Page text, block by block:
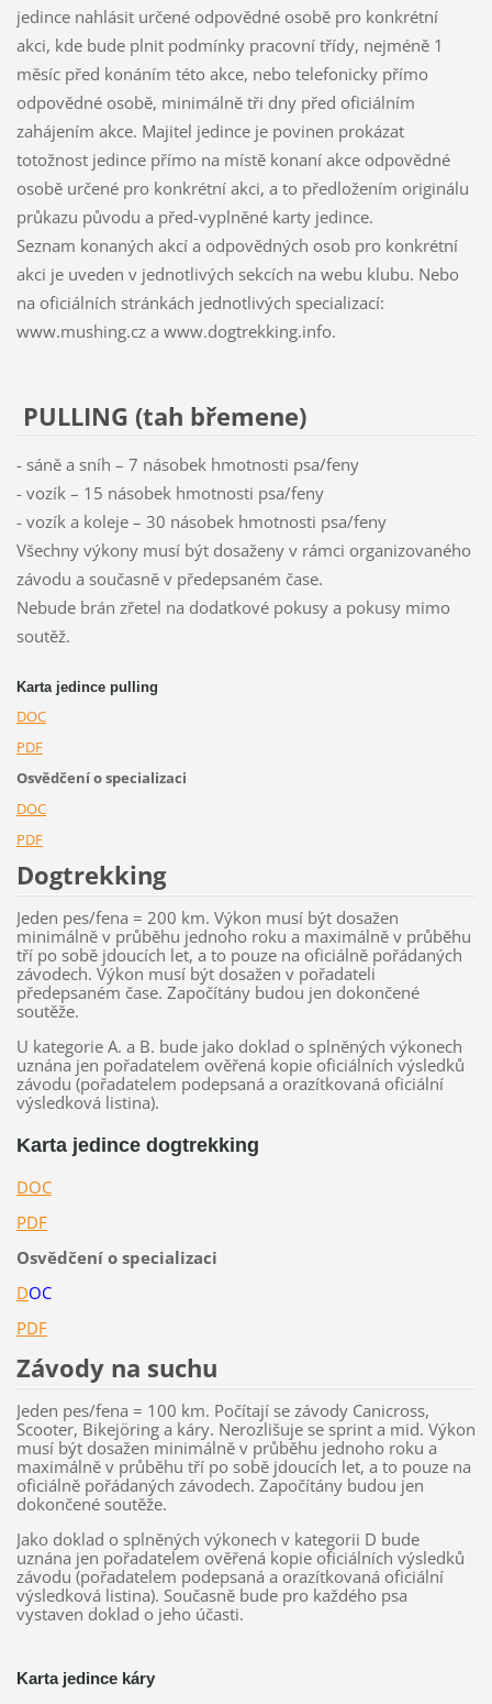
jedince nahlásit určené odpovědné osobě pro konkrétní
akci, kde bude plnit podmínky pracovní třídy, nejméně 1
měsíc před konáním této akce, nebo telefonicky přímo
odpovědné osobě, minimálně tři dny před oficiálním
zahájením akce. Majitel jedince je povinen prokázat
totožnost jedince přímo na místě konaní akce odpovědné
osobě určené pro konkrétní akci, a to předložením originálu
průkazu původu a před-vyplněné karty jedince.
Seznam konaných akcí a odpovědných osob pro konkrétní
akci je uveden v jednotlivých sekcích na webu klubu. Nebo
na oficiálních stránkách jednotlivých specializací:
www.mushing.cz a www.dogtrekking.info.
PULLING (tah břemene)
- sáně a sníh – 7 násobek hmotnosti psa/feny
- vozík – 15 násobek hmotnosti psa/feny
- vozík a koleje – 30 násobek hmotnosti psa/feny
Všechny výkony musí být dosaženy v rámci organizovaného
závodu a současně v předepsaném čase.
Nebude brán zřetel na dodatkové pokusy a pokusy mimo
soutěž.
Karta jedince pulling
DOC
PDF
Osvědčení o specializaci
DOC
PDF
Dogtrekking
Jeden pes/fena = 200 km. Výkon musí být dosažen
minimálně v průběhu jednoho roku a maximálně v průběhu
tří po sobě jdoucích let, a to pouze na oficiálně pořádaných
závodech. Výkon musí být dosažen v pořadateli
předepsaném čase. Započítány budou jen dokončené
soutěže.
U kategorie A. a B. bude jako doklad o splněných výkonech
uznána jen pořadatelem ověřená kopie oficiálních výsledků
závodu (pořadatelem podepsaná a orazítkovaná oficiální
výsledková listina).
Karta jedince dogtrekking
DOC
PDF
Osvědčení o specializaci
DOC
PDF
Závody na suchu
Jeden pes/fena = 100 km. Počítají se závody Canicross,
Scooter, Bikejöring a káry. Nerozlišuje se sprint a mid. Výkon
musí být dosažen minimálně v průběhu jednoho roku a
maximálně v průběhu tří po sobě jdoucích let, a to pouze na
oficiálně pořádaných závodech. Započítány budou jen
dokončené soutěže.
Jako doklad o splněných výkonech v kategorii D bude
uznána jen pořadatelem ověřená kopie oficiálních výsledků
závodu (pořadatelem podepsaná a orazítkovaná oficiální
výsledková listina). Současně bude pro každého psa
vystaven doklad o jeho účasti.
Karta jedince káry